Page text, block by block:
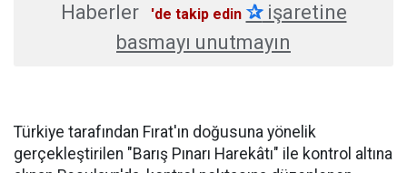
Haberler
'de takip edin ✰işaretine
basmayı unutmayın
Türkiye tarafından Fırat'ın doğusuna yönelik
gerçekleştirilen "Barış Pınarı Harekâtı" ile kontrol altına